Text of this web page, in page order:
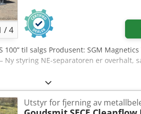
/4
100” til salgs Produsent: SGM
Ny styring NE-separatoren er overhalt,
Utstyr for fjerning av